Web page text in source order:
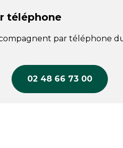
téléphone
par téléphone
02 48 66 73 00